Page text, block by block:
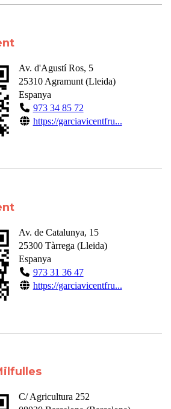
Av. d'Agustí Ros, 5
25310 Agramunt(Lleida)
Espanya
973 34 85 72
https://garciavicentfru...
Av. de Catalunya, 15
25300 Tàrrega (Lleida)
Espanya
973 31 36 47
https://garciavicentfru...
C/ Agricultura 252